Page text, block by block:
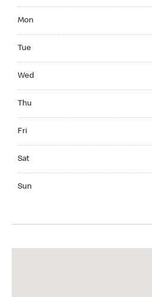
Mon
Tue
Wed
Thu
Fri
Sat
Sun